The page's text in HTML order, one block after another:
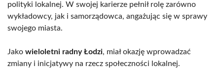
polityki lokalnej. W swojej karierze pełnił rolę zarówno
wykładowcy, jak i samorządowca, angażując się w sprawy
swojego miasta.
Jako wieloletni radny Łodzi, miał okazję wprowadzać
zmiany i inicjatywy na rzecz społeczności lokalnej.